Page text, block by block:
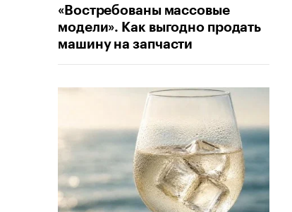
«Востребованы массовые
модели». Как выгодно продать
машину на запчасти